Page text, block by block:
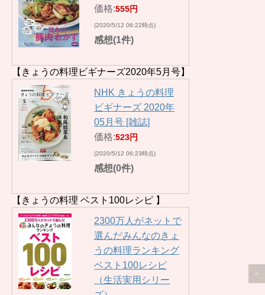
価格:555円
(2020/5/12 06:22時点)
感想(1件)
【きょうの料理ビギナーズ2020年5月号】
NHK きょうの料理
ビギナーズ 2020年
05月号 [雑誌]
価格:523円
(2020/5/12 06:23時点)
感想(0件)
【きょうの料理 ベスト100レシピ 】
2300万人がネットで
選んだみんなのきょ
うの料理ランキング
ベスト100レシピ
（生活実用シリー